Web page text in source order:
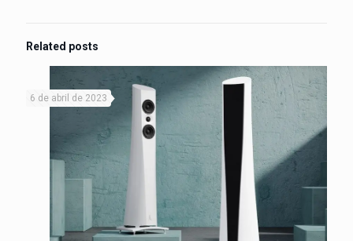
Related posts
6 de abril de 2023